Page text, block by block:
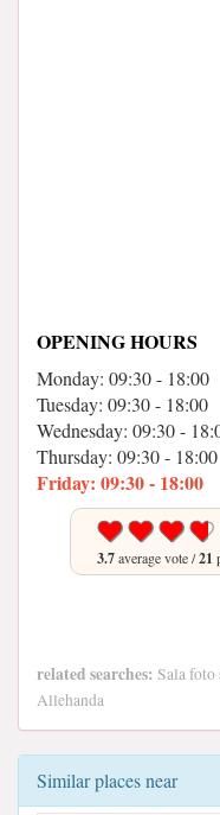
OPENING HOURS
Monday: 09:30 - 18:00
Tuesday: 09:30 - 18:00
Wednesday: 09:30 -
Thursday: 09:30 - 18:00
Friday: 09:30 - 18:00
3.7average vote /21
related searches: Sala foto
Allehanda
Similar places near